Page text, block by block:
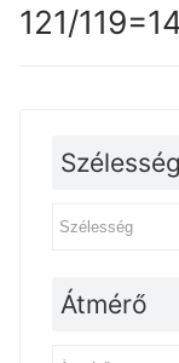
121/
Szélesség
Átmérő